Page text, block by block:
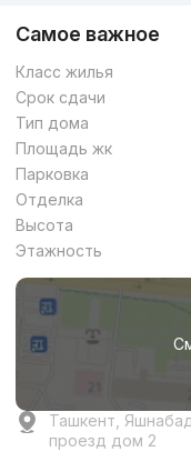
Самое важное
Класс жилья
Срок сдачи
Тип дома
Площадь жк
Парковка
Отделка
Высота
Этажность
Ташкент,
проезд дом 2